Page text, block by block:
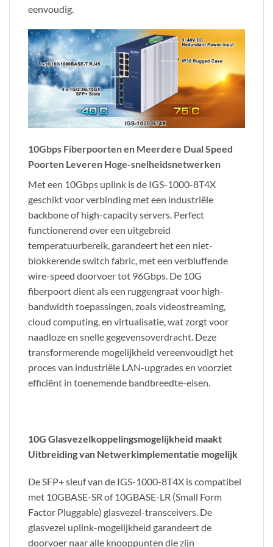
eenvoudig.
10Gbps Fiberpoorten en Meerdere Dual Speed
Poorten Leveren Hoge-snelheidsnetwerken
Met een 10Gbps uplink is de IGS-1000-8T4X
geschikt voor verbinding met een industriële
backbone of high-capacity servers. Perfect
functionerend over een uitgebreid
temperatuurbereik, garandeert het een niet-
blokkerende switch fabric, met een verbluffende
wire-speed doorvoer tot 96Gbps. De 10G
fiberpoort dient als een ruggengraat voor high-
bandwidth toepassingen, zoals videostreaming,
cloud computing, en virtualisatie, wat zorgt voor
naadloze en snelle gegevensoverdracht. Deze
transformerende mogelijkheid vereenvoudigt het
proces van industriële LAN-upgrades en voorziet
efficiënt in toenemende bandbreedte-eisen.
10G Glasvezelkoppelingsmogelijkheid maakt
Uitbreiding van Netwerkimplementatie mogelijk
De SFP+ sleuf van de IGS-1000-8T4X is compatibel
met 10GBASE-SR of 10GBASE-LR (Small Form
Factor Pluggable) glasvezel-transceivers. De
glasvezel uplink-mogelijkheid garandeert de
doorvoer naar alle knooppunten die zijn